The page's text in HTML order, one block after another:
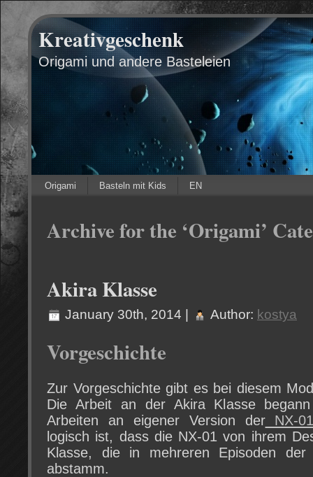
Kreativgeschenk
Origami und andere Basteleien
Origami Basteln mit Kids EN
Archive for the ‘Origami’
Akira Klasse
January 30th, 2014 | Author: kostya
Vorgeschichte
Zur Vorgeschichte gibt es bei diesem
Die Arbeit an der Akira Klasse
Arbeiten an eigener Version derNX-
logisch ist, dass die NX-01 von ihrem
Klasse, die in mehreren Episoden
abstamm.